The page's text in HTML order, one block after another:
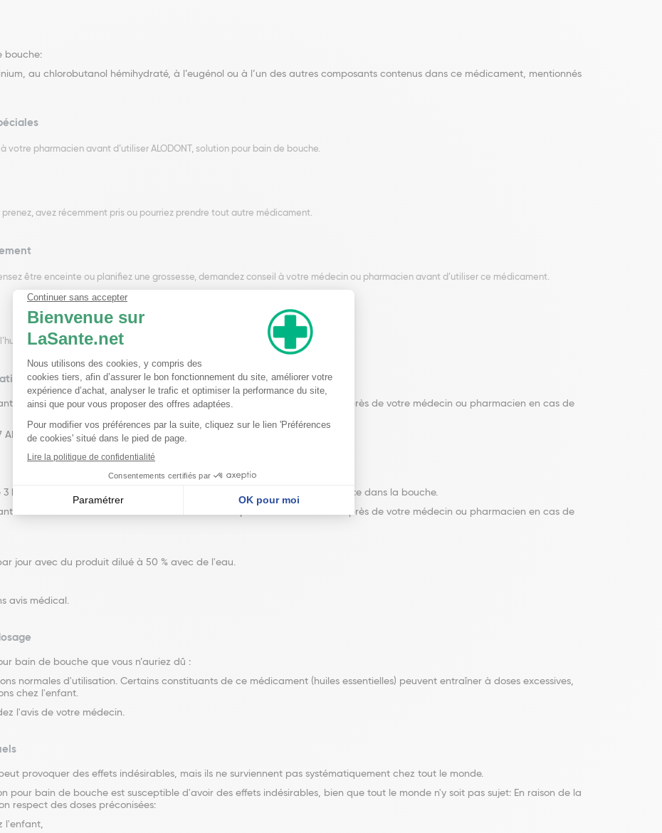
bouche:
au chlorobutanol hémihydraté, à l’eugénol ou à l’un des autres composants contenus dans ce médicament, mentionnés
pharmacien avant d’utiliser ALODONT, solution pour bain de bouche.
avez récemment pris ou pourriez prendre tout autre médicament.
être enceinte ou planifiez une grossesse, demandez conseil à votre médecin ou pharmacien avant d’utiliser ce médicament.
de ricin
Fréquence d'administration et Durée du traitement
exactement les indications de votre médecin ou pharmacien. Vérifiez auprès de votre médecin ou pharmacien en cas de
bains de bouche par jour avec du produit pur, garder le produit une minute dans la bouche.
exactement les indications de votre médecin ou pharmacien. Vérifiez auprès de votre médecin ou pharmacien en cas de
jour avec du produit dilué à 50 % avec de l'eau.
avis médical.
bain de bouche que vous n’auriez dû :
normales d'utilisation. Certains constituants de ce médicament (huiles essentielles) peuvent entraîner à doses excessives,
chez l'enfant.
l'avis de votre médecin.
provoquer des effets indésirables, mais ils ne surviennent pas systématiquement chez tout le monde.
pour bain de bouche est susceptible d'avoir des effets indésirables, bien que tout le monde n'y soit pas sujet: En raison de la
respect des doses préconisées:
l'enfant,